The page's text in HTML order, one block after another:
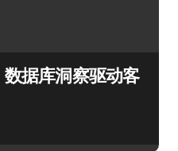
据库洞察驱动客